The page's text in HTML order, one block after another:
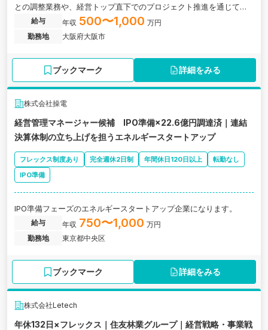
との調整業務や、経営トップ直下でのプロジェクト推進を通じて、
会社がダイナミックに成長していく姿を 牽引・体感いただける方を
募集します。大阪府大阪市にある「次世代型地熱発電」の実用化で
日本の地熱業界を革新するスタートアップ企業
給与 年収 500〜1,000 万円
勤務地
大阪府大阪市
ブックマーク 詳細をみる
株式会社操電
経営管理マネージャー候補 IPO準備×22.6億円調達済｜連結
決算体制の立ち上げを担うエネルギースタートアップ
フレックス制度あり 完全週休2日制 年間休日120日以上
転勤なし
IPO準備
IPO準備フェーズのエネルギースタートアップ企業になります。
給与 年収 750〜1,000 万円
勤務地
東京都中央区
ブックマーク 詳細をみる
株式会社Letech
年休132日×フレックス｜住友林業グループ｜経営戦略・事業戦